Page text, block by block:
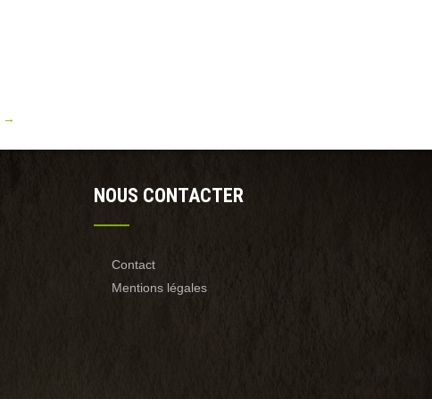
→
NOUS CONTACTER
Contact
Mentions légales